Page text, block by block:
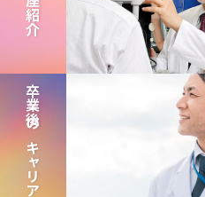
卒業後のキャリア